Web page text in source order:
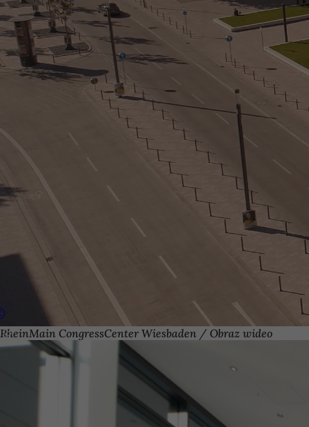
RheinMain CongressCenter Wiesbaden / Obraz wideo